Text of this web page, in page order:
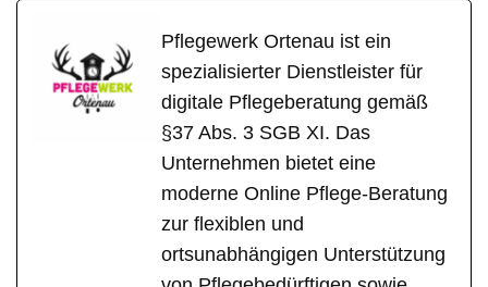
Pflegewerk Ortenau ist ein
spezialisierter Dienstleister für
digitale Pflegeberatung gemäß
§37 Abs. 3 SGB XI. Das
Unternehmen bietet eine
moderne Online Pflege-Beratung
zur flexiblen und
ortsunabhängigen Unterstützung